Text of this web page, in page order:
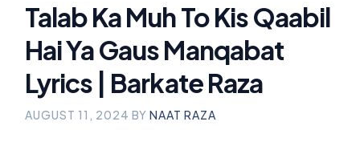
Talab Ka Muh To Kis Qaabil
Hai Ya Gaus Manqabat
Lyrics | Barkate Raza
AUGUST 11, 2024 BY NAAT RAZA